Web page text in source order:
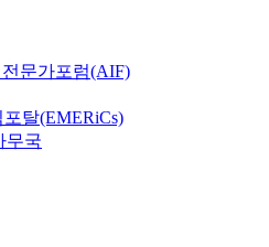
전문가포럼(AIF)
탈(EMERiCs)
무국